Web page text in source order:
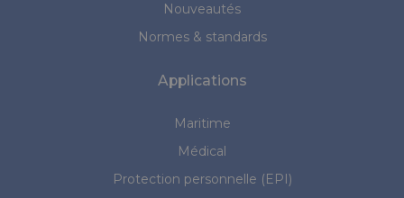
Nouveautés
Normes & standards
Applications
Maritime
Médical
Protection personnelle (EPI)